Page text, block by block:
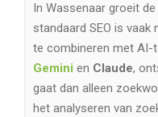
In Wassenaar groeit
standaard SEO is vaak
te combineren met AI-
Gemini en Claude,
gaat dan alleen
het analyseren van